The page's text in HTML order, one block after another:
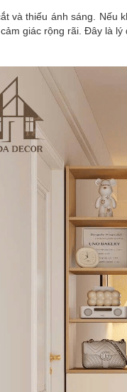
và thiếu ánh sáng.
giác rộng rãi. Đây là lý